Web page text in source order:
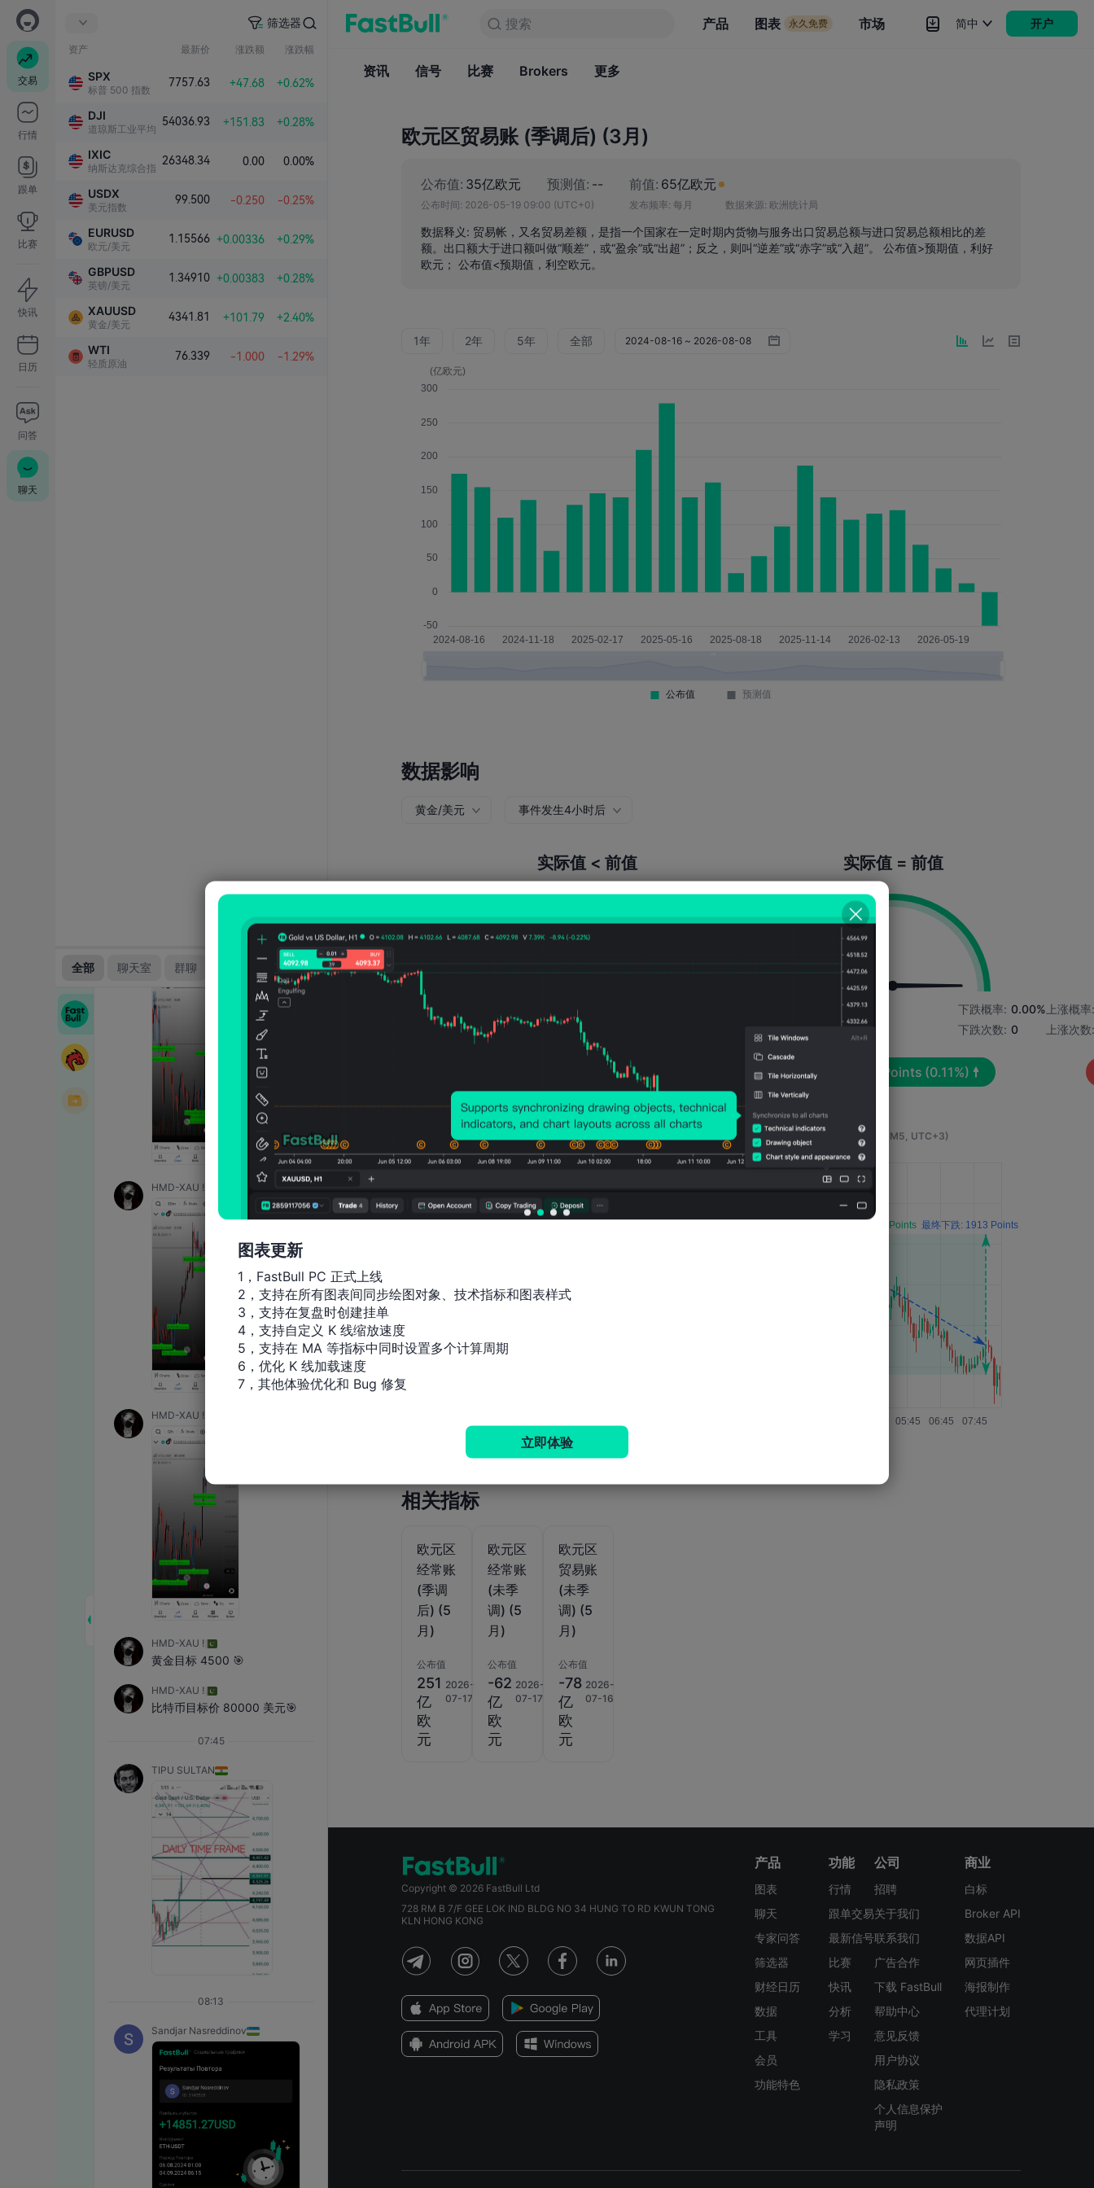
交易
行情
跟单
比赛
快讯
日历
问答
聊天
筛选器
资产 最新价 涨跌额 涨跌幅
SPX
标普 500 指数
7757.63 +47.68 +0.62%
DJI
道琼斯工业平均指数
54036.93 +151.83 +0.28%
IXIC
纳斯达克综合指数
26348.34 0.00 0.00%
USDX
美元指数
99.500 -0.250 -0.25%
EURUSD
欧元/美元
1.15566 +0.00336 +0.29%
GBPUSD
英镑/美元
1.34910 +0.00383 +0.28%
XAUUSD
黄金/美元
4341.81 +101.79 +2.40%
WTI
轻质原油
76.339 -1.000 -1.29%
搜索 产品 图表 永久免费 市场
资讯 信号
简中 开户
搜索
资讯 信号 比赛 Brokers 更多
欧元区贸易账 (季调后) (3月)
公布值: 35亿欧元 预测值: -- 前值: 65亿欧元
公布时间: 2026-05-19 09:00 (UTC+0) 发布频率: 每月 数据来源: 欧洲统计局
数据释义: 贸易帐，又名贸易差额，是指一个国家在一定时期内货物与服务出口贸易总额与进口贸易总额相比的差
额。出口额大于进口额叫做“顺差”，或“盈余”或“出超”；反之，则叫“逆差”或“赤字”或“入超”。 公布值>预期值，利好
欧元； 公布值<预期值，利空欧元。
1年 2年 5年 全部
数据影响
黄金/美元 事件发生4小时后
实际值 < 前值
上涨次数: 61
Points(0.03%)
实际值 = 前值
下跌概率: 0.00%
下跌次数: 0
平均波动: Points (0.11%)
上涨概
上涨次
历史价格图表 事件发生4小时后的影响 (M5, UTC+3)
相关指标
欧元区
经常账
(季调
后) (5
月)
公布值
251
亿
欧
元
2026-
07-17
欧元区
经常账
(未季
调) (5
月)
公布值
-62
亿
欧
元
2026-
07-17
欧元区
贸易账
(未季
调) (5
月)
公布值
-78
亿
欧
元
2026-
07-16
Copyright © 2026 FastBull Ltd
728 RM B 7/F GEE LOK IND BLDG NO 34 HUNG TO RD KWUN TONG
KLN HONG KONG
产品
图表
聊天
专家问答
筛选器
财经日历
数据
工具
会员
功能特色
功能
行情
跟单交易
最新信号
比赛
快讯
分析
学习
公司
招聘
关于我们
联系我们
广告合作
下载 FastBull
帮助中心
意见反馈
用户协议
隐私政策
个人信息保护
声明
商业
白标
Broker API
数据API
网页插件
海报制作
代理计划
图表更新
1，FastBull PC 正式上线
2，支持在所有图表间同步绘图对象、技术指标和图表样式
3，支持在复盘时创建挂单
4，支持自定义 K 线缩放速度
5，支持在 MA 等指标中同时设置多个计算周期
6，优化 K 线加载速度
7，其他体验优化和 Bug 修复
立即体验